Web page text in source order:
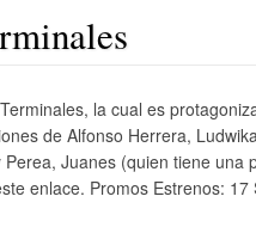
la cual es
de Alfonso Herrera,
Juanes (quien tiene una
enlace. Promos Estrenos: